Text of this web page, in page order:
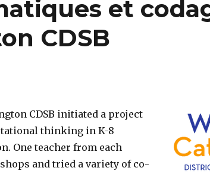
et
CDSB
CDSB initiated a project
thinking in K-8
One teacher from each
and tried a variety of co-